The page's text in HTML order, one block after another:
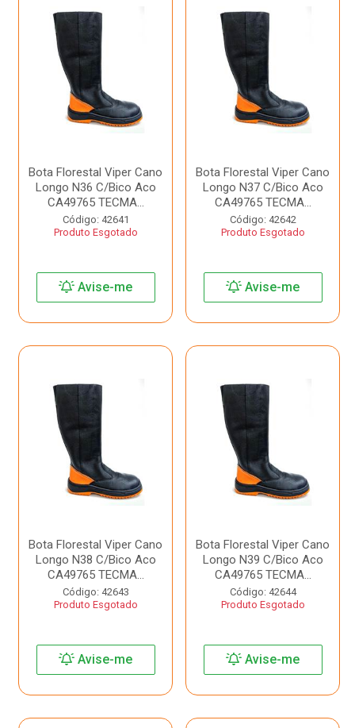
Bota Florestal Viper Cano
Longo N36 C/Bico Aco
CA49765 TECMA...
Código: 42641
Produto Esgotado
Avise-me
Bota Florestal Viper Cano
Longo N37 C/Bico Aco
CA49765 TECMA...
Código: 42642
Produto Esgotado
Avise-me
Bota Florestal Viper Cano
Longo N38 C/Bico Aco
CA49765 TECMA...
Código: 42643
Produto Esgotado
Avise-me
Bota Florestal Viper Cano
Longo N39 C/Bico Aco
CA49765 TECMA...
Código: 42644
Produto Esgotado
Avise-me